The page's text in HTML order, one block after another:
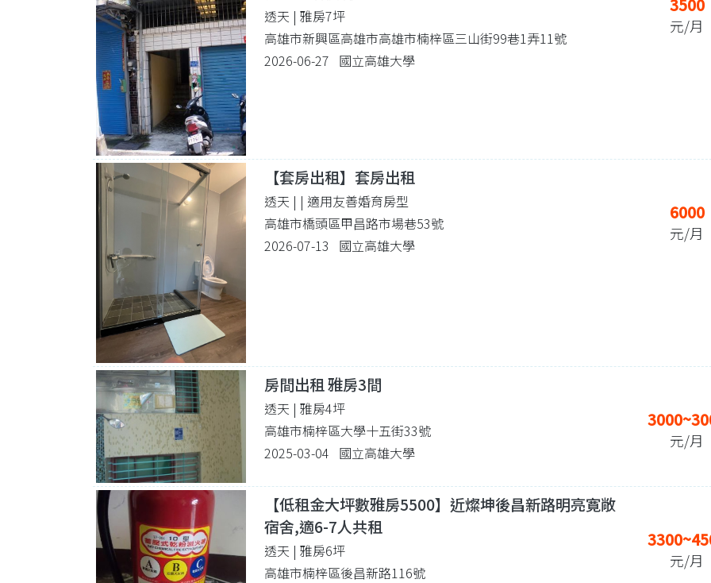
透天 | 雅房7坪
高雄市新興區高雄市高雄市楠梓區三山街99巷1弄11號
2026-06-27 國立高雄大學
元/月
【套房出租】套房出租
透天 | | 適用友善婚育房型
高雄市橋頭區甲昌路市場巷53號
2026-07-13 國立高雄大學
6000
元/月
房間出租 雅房3間
透天 | 雅房4坪
高雄市楠梓區大學十五街33號
2025-03-04 國立高雄大學
元/月
【低租金大坪數雅房5500】近燦坤後昌新路明亮寛敞
宿舍,適6-7人共租
透天 | 雅房6坪
高雄市楠梓區後昌新路116號
元/月